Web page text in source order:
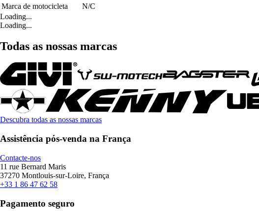
Marca de motocicleta
N/C
Loading...
Loading...
Todas as nossas marcas
Descubra todas as nossas marcas
Assistência pós-venda na França
Contacte-nos
11 rue Bernard Maris
37270 Montlouis-sur-Loire, França
+33 1 86 47 62 58
Pagamento seguro